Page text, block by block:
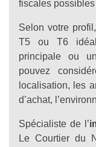
fiscales
Selon votre
T5 ou T6
principale ou
pouvez
localisation, les
d’achat,
Spécialiste de l’
Le Courtier du